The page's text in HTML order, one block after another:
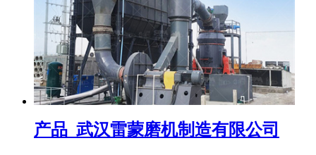
产品_武汉雷蒙磨机制造有限公司